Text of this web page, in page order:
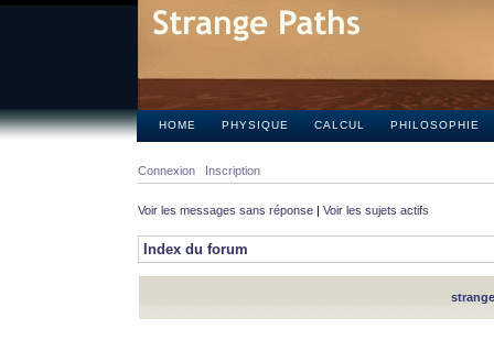
HOME PHYSIQUE CALCUL PHILOSOPHIE
Connexion Inscription
Voir les messages sans réponse | Voir les sujets actifs
Index du forum